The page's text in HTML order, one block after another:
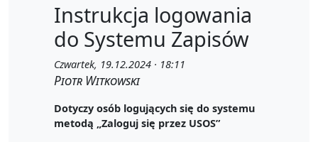
Instrukcja logowania
do Systemu Zapisów
Czwartek, 19.12.2024 · 18:11
Piotr Witkowski
Dotyczy osób logujących się do systemu
metodą „Zaloguj się przez USOS”